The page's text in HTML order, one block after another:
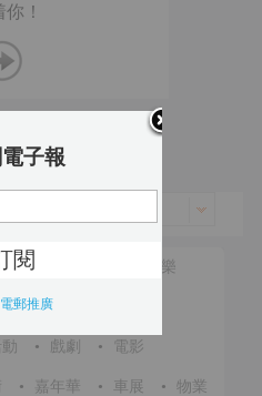
• 節慶 音樂
體育 •
• 戲劇 • 電影
• 嘉年華 • 車展 • 物業
子報
郵推廣